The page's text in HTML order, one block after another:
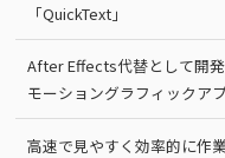
「QuickText」
After Effects代替として開
モーショングラフィックア
高速で見やすく効率的に作